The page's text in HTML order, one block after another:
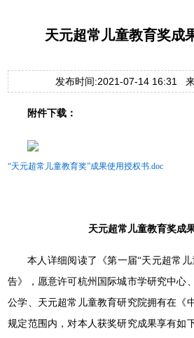
天元超常儿童教育奖成
发布时间:2021-07-14 16:31
附件下载：
“天元超常儿童教育奖”成果使用授权书.doc
天元超常儿童教育奖成
本人详细阅读了《第一届“天元超常
告》，愿意许可杭州国际城市学研究中心
公学、天元超常儿童教育研究院拥有在《
规定范围内，对本人获奖研究成果享有如